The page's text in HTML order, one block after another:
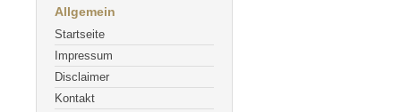
Allgemein
Startseite
Impressum
Disclaimer
Kontakt